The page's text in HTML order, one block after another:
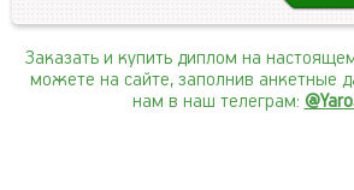
Заказать и купить диплом на
можете на сайте, заполнив анкетные
нам в наш телеграм: